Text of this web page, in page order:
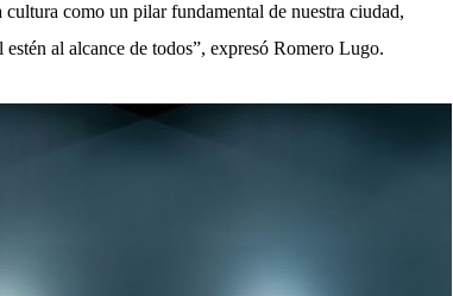
como un pilar fundamental de nuestra ciudad,
al alcance de todos”, expresó Romero Lugo.